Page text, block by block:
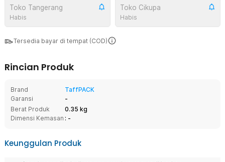
Toko Tangerang
Habis
Toko Cikupa
Habis
Tersedia bayar di tempat (COD)
Rincian Produk
Brand
TaffPACK
Garansi
-
Berat Produk
0.35 kg
Dimensi Kemasan : -
Keunggulan Produk